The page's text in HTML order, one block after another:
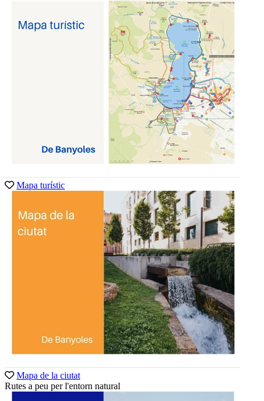
Mapa turístic
Mapa de la ciutat
Rutes a peu per l'entorn natural